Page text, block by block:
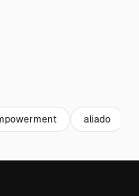
aliado